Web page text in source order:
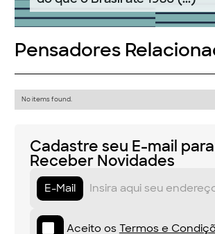
Pensadores
No items found.
Cadastre seu E-mail para
Receber Novidades
E-Mail
Aceito os Termos e